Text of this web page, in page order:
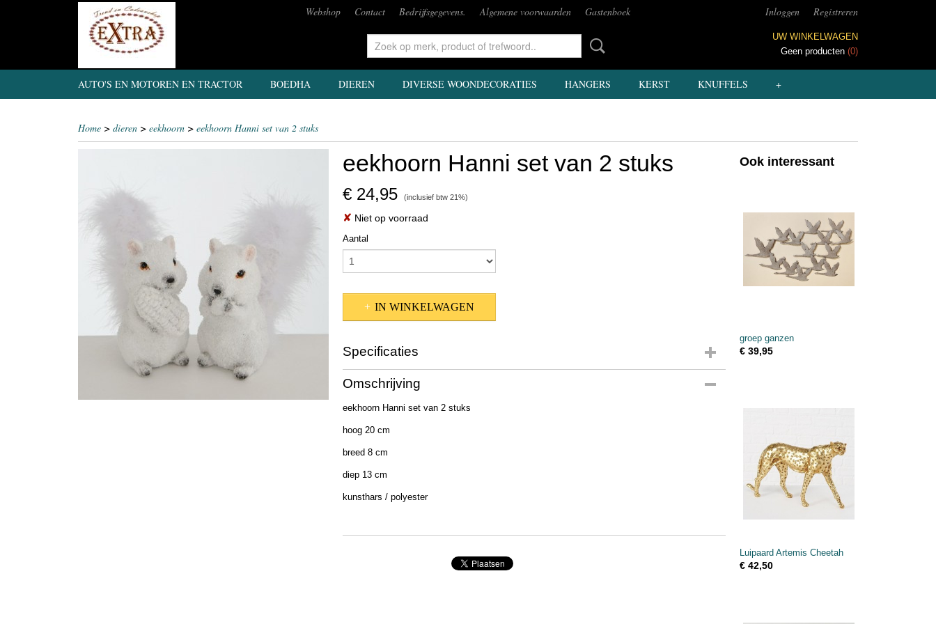
Webshop Contact Bedrijfsgegevens. Algemene voorwaarden Gastenboek Inloggen Registreren
UW WINKELWAGEN
Geen producten (0)
AUTO'S EN MOTOREN EN TRACTOR BOEDHA DIEREN DIVERSE WOONDECORATIES HANGERS KERST KNUFFELS +
Home > dieren > eekhoorn > eekhoorn Hanni set van 2 stuks
eekhoorn Hanni set van 2 stuks
€ 24,95 (inclusief btw 21%)
✘ Niet op voorraad
Aantal
IN WINKELWAGEN
Specificaties
Productcode
EAN code
Afmetingen (l,b,h)
Omschrijving
eekhoorn Hanni set van 2 stuks
hoog 20 cm
breed 8 cm
diep 13 cm
kunsthars / polyester
Ook interessant
groep ganzen
€ 39,95
Luipaard Artemis Cheetah
€ 42,50